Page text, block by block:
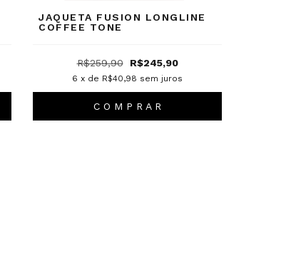
JAQUETA FUSION LONGLINE
COFFEE TONE
R$259,90 R$245,90
6 x de R$40,98 sem juros
C O M P R A R